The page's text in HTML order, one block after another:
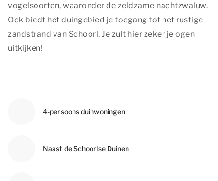
vogelsoorten, waaronder de zeldzame nachtzwaluw.
Ook biedt het duingebied je toegang tot het rustige
zandstrand van Schoorl. Je zult hier zeker je ogen
uitkijken!
4-persoons duinwoningen
Naast de Schoorlse Duinen